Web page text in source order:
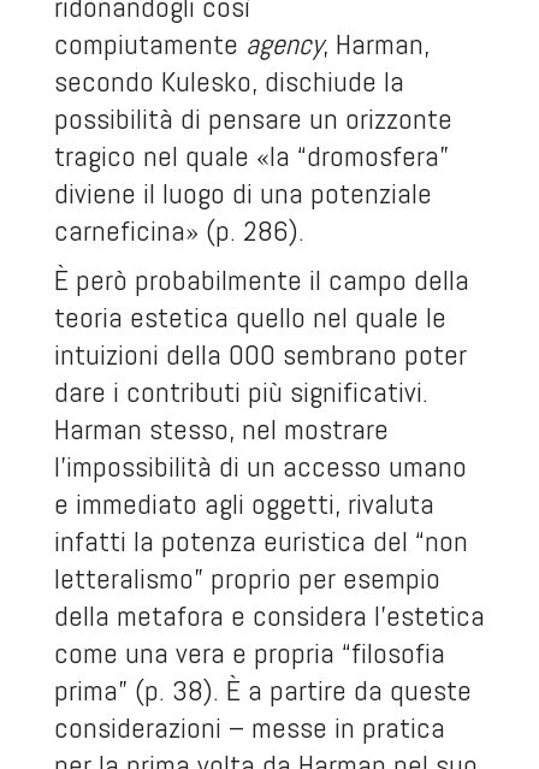
compiutamente agency, Harman,
secondo Kulesko, dischiude la
possibilità di pensare un orizzonte
tragico nel quale «la “dromosfera”
diviene il luogo di una potenziale
carneficina» (p. 286).
È però probabilmente il campo della
teoria estetica quello nel quale le
intuizioni della OOO sembrano poter
dare i contributi più significativi.
Harman stesso, nel mostrare
l’impossibilità di un accesso umano
e immediato agli oggetti, rivaluta
infatti la potenza euristica del “non
letteralismo” proprio per esempio
della metafora e considera l’estetica
come una vera e propria “filosofia
prima” (p. 38). È a partire da queste
considerazioni – messe in pratica